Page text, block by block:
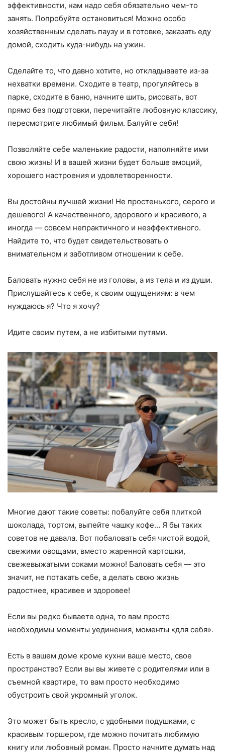
эффективности, нам надо себя обязательно чем-то
занять. Попробуйте остановиться! Можно особо
хозяйственным сделать паузу и в готовке, заказать еду
домой, сходить куда-нибудь на ужин.
Сделайте то, что давно хотите, но откладываете из-за
нехватки времени. Сходите в театр, прогуляйтесь в
парке, сходите в баню, начните шить, рисовать, вот
прямо без подготовки, перечитайте любовную классику,
пересмотрите любимый фильм. Балуйте себя!
Позволяйте себе маленькие радости, наполняйте ими
свою жизнь! И в вашей жизни будет больше эмоций,
хорошего настроения и удовлетворенности.
Вы достойны лучшей жизни! Не простенького, серого и
дешевого! А качественного, здорового и красивого, а
иногда — совсем непрактичного и неэффективного.
Найдите то, что будет свидетельствовать о
внимательном и заботливом отношении к себе.
Баловать нужно себя не из головы, а из тела и из души.
Прислушайтесь к себе, к своим ощущениям: в чем
нуждаюсь я? Что я хочу?
Идите своим путем, а не избитыми путями.
Многие дают такие советы: побалуйте себя плиткой
шоколада, тортом, выпейте чашку кофе… Я бы таких
советов не давала. Вот побаловать себя чистой водой,
свежими овощами, вместо жаренной картошки,
свежевыжатыми соками можно! Баловать себя — это
значит, не потакать себе, а делать свою жизнь
радостнее, красивее и здоровее!
Если вы редко бываете одна, то вам просто
необходимы моменты уединения, моменты «для себя».
Есть в вашем доме кроме кухни ваше место, свое
пространство? Если вы вы живете с родителями или в
съемной квартире, то вам просто необходимо
обустроить свой укромный уголок.
Это может быть кресло, с удобными подушками, с
красивым торшером, где можно почитать любимую
книгу или любовный роман. Просто начните думать над